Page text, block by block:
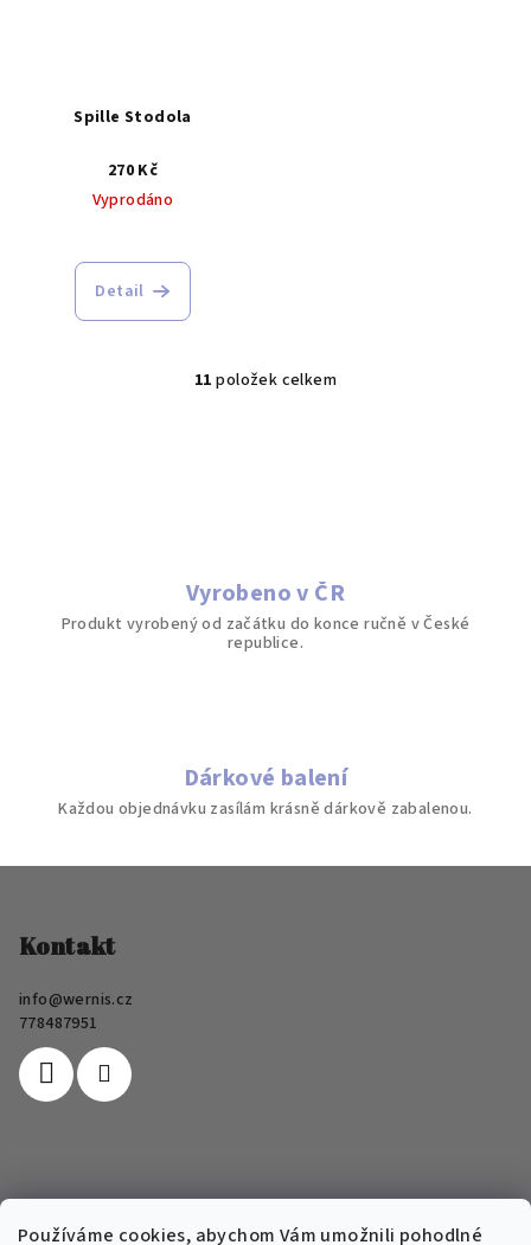
Používáme cookies, abychom Vám umožnili pohodlné
Spille Stodola
270 Kč
Vyprodáno
Detail
O
í
p
r
ý
p
11 položek celkem
Vyrobeno v ČR
Produkt vyrobený od začátku do konce ručně v České
republice.
Dárkové balení
Každou objednávku zasílám krásně dárkově zabalenou.
Kontakt
info@wernis.cz
778487951
Informace pro vás